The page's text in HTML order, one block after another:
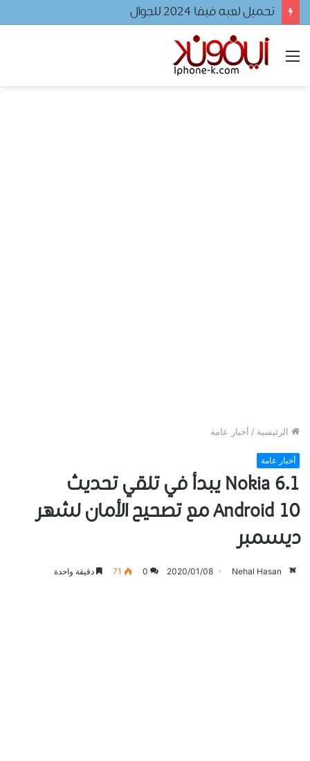
تحميل لعبه فيفا ٢٠٢٤ للجوال
القائمة
الرئيسية / أخبار عامة
أخبار عامة
Nokia 6.1 يبدأ في تلقي تحديث
Android 10 مع تصحيح الأمان لشهر
ديسمبر
Nehal Hasan
2020/01/08
0
71 دقيقة واحدة